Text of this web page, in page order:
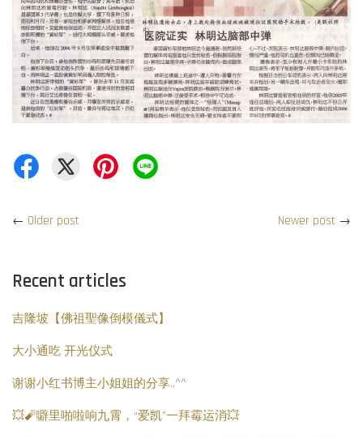
← Older post Newer post →
Recent articles
吉隆坡【佛祖聖像倒模儀式】
大小通吃 开光仪式
谢谢小红书博主小姐姐的分享..^^
💥🧨噼里啪啦响九霄，“爱凯”一拜霉运消💥